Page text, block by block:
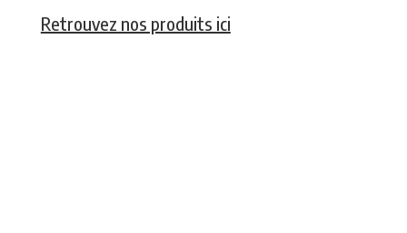
Retrouvez nos produits ici